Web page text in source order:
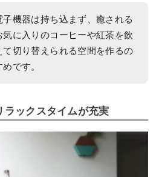
子機器は持ち込まず、癒される
気に入りのコーヒーや紅茶を飲
て切り替えられる空間を作るの
です。
ラックスタイムが充実